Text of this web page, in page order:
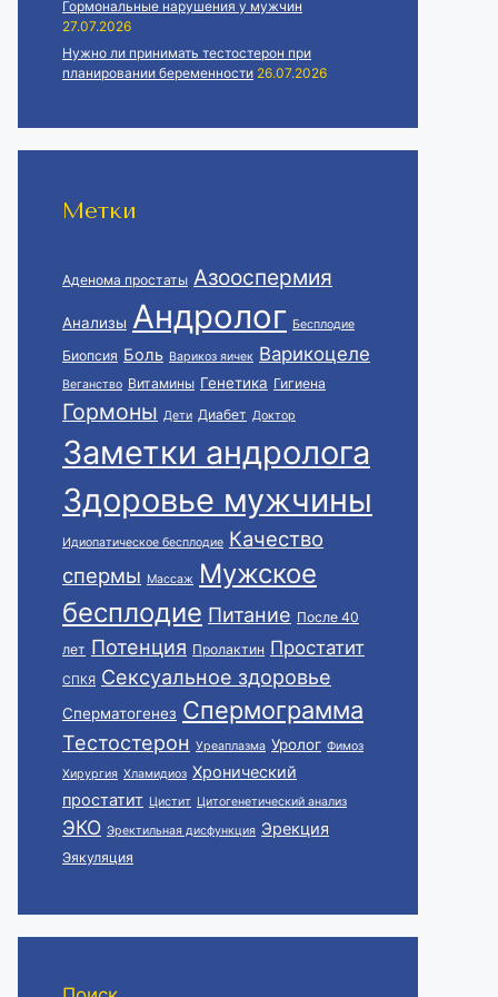
Гормональные нарушения у мужчин
27.07.2026
Нужно ли принимать тестостерон при
планировании беременности 26.07.2026
Метки
Аденома простаты Азооспермия
Анализы Андролог Бесплодие
Биопсия Боль Варикоз яичек Варикоцеле
Веганство Витамины Генетика Гигиена
Гормоны Дети Диабет Доктор
Заметки андролога
Здоровье мужчины
Идиопатическое бесплодие Качество
спермы Массаж
Мужское
бесплодие Питание После 40
лет Потенция Пролактин Простатит
СПКЯ Сексуальное здоровье
Сперматогенез Спермограмма
Тестостерон Уреаплазма Уролог Фимоз
Хирургия Хламидиоз Хронический
простатит Цистит Цитогенетический анализ
ЭКО Эректильная дисфункция Эрекция
Эякуляция